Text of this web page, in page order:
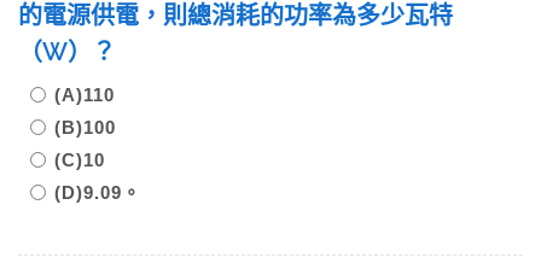
的電源供電，則總消耗的功率為多少瓦特
（W）？
(A)110
(B)100
(C)10
(D)9.09。